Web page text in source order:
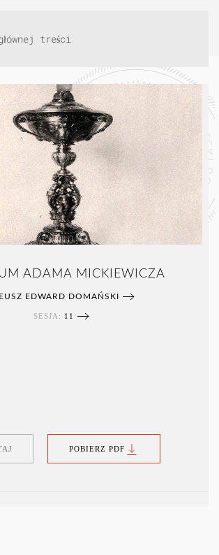
treści
ADAMA MICKIEWICZA
EDWARD DOMAŃSKI
SESJA: 11
POBIERZ PDF